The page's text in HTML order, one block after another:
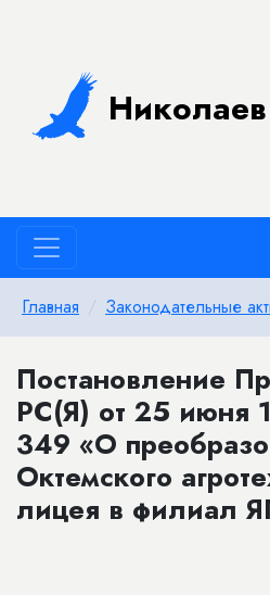
Главная Законодательные
Постановление
РС(Я) от 25 июня
349 «О
Октемского
лицея в филиал